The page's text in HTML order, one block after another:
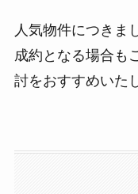
人気物件につきま
成約となる場合も
討をおすすめいた